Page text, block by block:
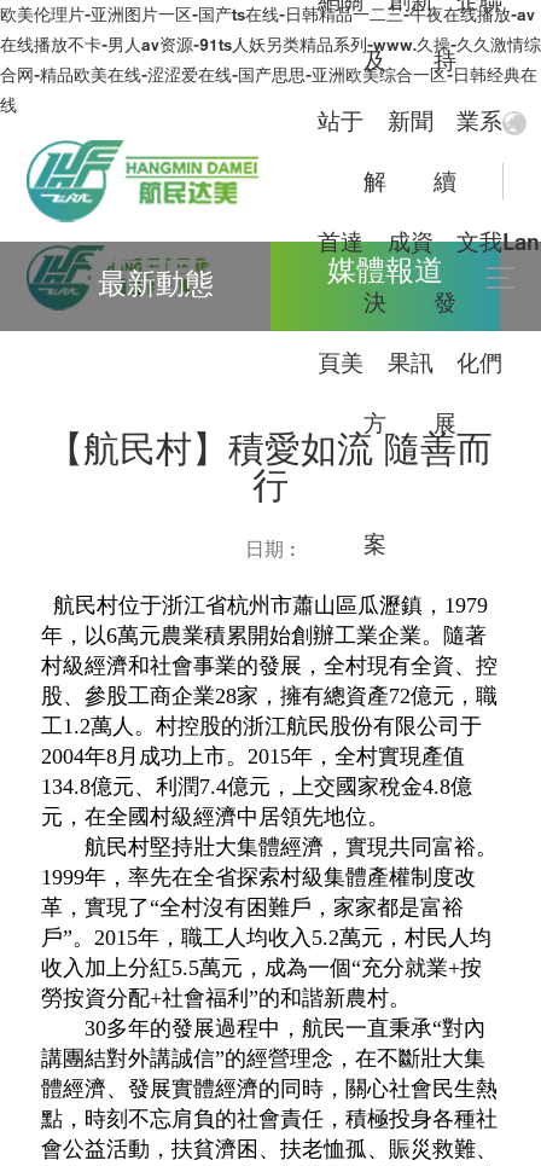
欧美伦理片-亚洲图片一区-国产ts在线-日韩精品一二三-午夜在线播放-av
在线播放不卡-男人av资源-91ts人妖另类精品系列-www.久操-久久激情综
合网-精品欧美在线-涩涩爱在线-国产思思-亚洲欧美综合一区-日韩经典在
线
站
首
頁
于
達
美
及
解
決
方
案
新
成
果
聞
資
訊
持
續
發
展
業
文
化
系
我
們
新聞資訊
持續改進產品和服務的質量，不斷滿足顧客的需
最新動態 媒體報道
【航民村】積愛如流 隨善而
行
日期 :
航民村位于浙江省杭州市蕭山區瓜瀝鎮，1979
年，以6萬元農業積累開始創辦工業企業。隨著
村級經濟和社會事業的發展，全村現有全資、控
股、參股工商企業28家，擁有總資產72億元，職
工1.2萬人。村控股的浙江航民股份有限公司于
2004年8月成功上市。2015年，全村實現產值
134.8億元、利潤7.4億元，上交國家稅金4.8億
元，在全國村級經濟中居領先地位。
航民村堅持壯大集體經濟，實現共同富裕。
1999年，率先在全省探索村級集體產權制度改
革，實現了“全村沒有困難戶，家家都是富裕
戶”。2015年，職工人均收入5.2萬元，村民人均
收入加上分紅5.5萬元，成為一個“充分就業+按
勞按資分配+社會福利”的和諧新農村。
30多年的發展過程中，航民一直秉承“對內
講團結對外講誠信”的經營理念，在不斷壯大集
體經濟、發展實體經濟的同時，關心社會民生熱
點，時刻不忘肩負的社會責任，積極投身各種社
會公益活動，扶貧濟困、扶老恤孤、賑災救難、